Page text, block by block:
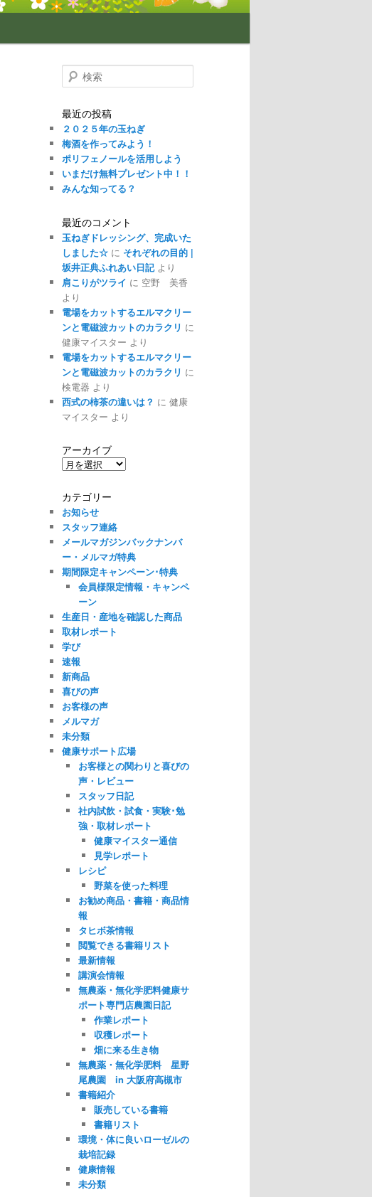
検
索
最近の投稿
２０２５年の玉ねぎ
梅酒を作ってみよう！
ポリフェノールを活用しよう
いまだけ無料プレゼント中！！
みんな知ってる？
最近のコメント
玉ねぎドレッシング、完成いた
しました☆ に それぞれの目的 |
坂井正典ふれあい日記より
肩こりがツライ に 空野 美香
より
電場をカットするエルマクリー
ンと電磁波カットのカラクリ に
健康マイスター より
電場をカットするエルマクリー
ンと電磁波カットのカラクリ に
検電器 より
西式の柿茶の違いは？ に 健康
マイスター より
アーカイブ
ア
カ
イ
ブ
カテゴリー
お知らせ
スタッフ連絡
メールマガジンバックナンバ
ー・メルマガ特典
期間限定キャンペーン･特典
会員様限定情報・キャンペ
ーン
生産日・産地を確認した商品
取材レポート
学び
速報
新商品
喜びの声
お客様の声
メルマガ
未分類
健康サポート広場
お客様との関わりと喜びの
声・レビュー
スタッフ日記
社内試飲・試食・実験･勉
強・取材レポート
健康マイスター通信
見学レポート
レシピ
野菜を使った料理
お勧め商品・書籍・商品情
報
タヒボ茶情報
閲覧できる書籍リスト
最新情報
講演会情報
無農薬・無化学肥料健康サ
ポート専門店農園日記
作業レポート
収穫レポート
畑に来る生き物
無農薬・無化学肥料 星野
尾農園 in 大阪府高槻市
書籍紹介
販売している書籍
書籍リスト
環境・体に良いローゼルの
栽培記録
健康情報
未分類